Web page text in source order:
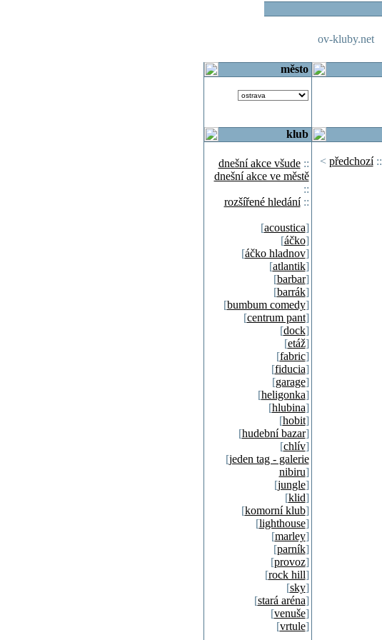
ov-kluby.net
město
klub
dnešní akce všude::
dnešní akce ve městě
::
rozšířené hledání::
[acoustica]
[áčko]
[áčko hladnov]
[atlantik]
[barbar]
[barrák]
[bumbum comedy]
[centrum pant]
[dock]
[etáž]
[fabric]
[fiducia]
[garage]
[heligonka]
[hlubina]
[hobit]
[hudební bazar]
[chlív]
[jeden tag - galerie
nibiru]
[jungle]
[klid]
[komorní klub]
[lighthouse]
[marley]
[parník]
[provoz]
[rock hill]
[sky]
[stará aréna]
[venuše]
[vrtule]
< předchozí::